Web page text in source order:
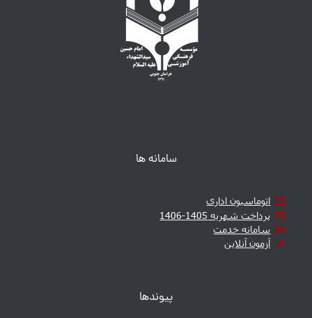
سامانه ها
اتوماسیون اداری
پرداخت شهریه 1405-1406
سامانه خدمت
آزمون آنلاین
پیوندها